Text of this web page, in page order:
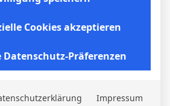
Cookies akzeptieren
Präferenzen
Impressum